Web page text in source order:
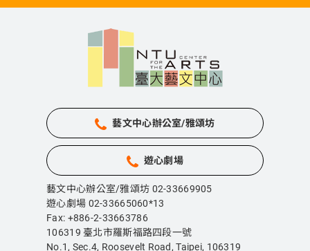
藝文中心辦公室/雅頌坊
遊心劇場
藝文中心辦公室/雅頌坊 02-33669905
遊心劇場 02-33665060*13
Fax: +886-2-33663786
106319 臺北市羅斯福路四段一號
No.1, Sec.4, Roosevelt Road, Taipei, 106319